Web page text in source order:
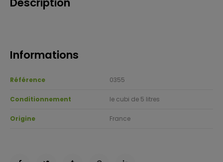
Informations
Référence 0355
Conditionnement le cubi de 5 litres
Origine France